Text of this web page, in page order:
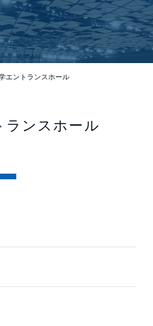
エントランスホール
ランスホール